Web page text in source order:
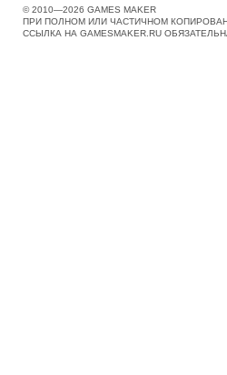
© 2010—2026 GAMES MAKER
ПРИ ПОЛНОМ ИЛИ ЧАСТИЧНОМ
ССЫЛКА НА GAMESMAKER.RU